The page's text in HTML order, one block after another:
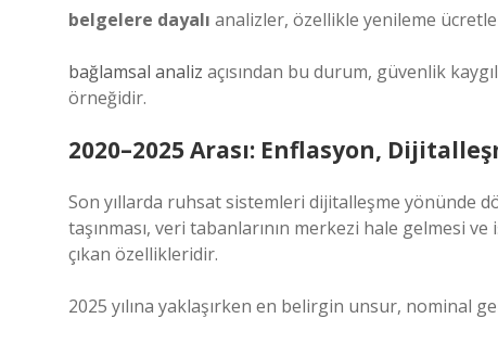
belgelere dayalı analizler, özellikle yenileme
bağlamsal analiz açısından bu durum, güvenlik
örneğidir.
2020–2025 Arası: Enflasyon,
Son yıllarda ruhsat sistemleri dijitalleşme yönünde
taşınması, veri tabanlarının merkezi hale gelmesi
çıkan özellikleridir.
2025 yılına yaklaşırken en belirgin unsur, nominal